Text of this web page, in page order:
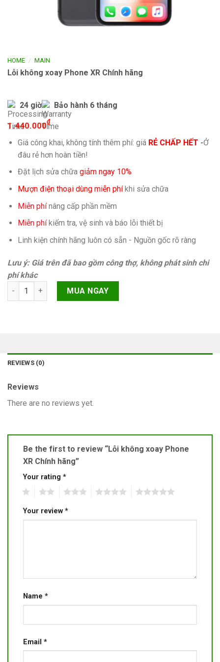
HOME / MAIN
Lỗi không xoay Phone XR Chính hãng
24 giờ Bảo hành 6 tháng
1.440.000₫
Giá công khai, không tính thêm phí: giá RẺ CHẤP HẾT -Ở
đâu rẻ hơn hoàn tiền!
Đặt lịch sửa chữa giảm ngay 10%
Mượn điện thoại dùng miễn phíkhi sửa chữa
Miễn phínâng cấp phần mềm
Miễn phíkiếm tra, vệ sinh và báo lỗi thiết bị
Linh kiện chính hãng luôn có sẵn - Nguồn gốc rõ ràng
Lưu ý: Giá trên đã bao gồm công thợ, không phát sinh chi
phí khác
Lỗi không xoay Phone XR Chính hãng quantity
MUA NGAY
REVIEWS (0)
Reviews
There are no reviews yet.
Be the first to review “Lỗi không xoay Phone
XR Chính hãng”
Your rating *
Your review *
Name *
Email *